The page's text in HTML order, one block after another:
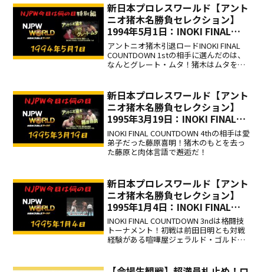
新日本プロレスワールド【アント
ニオ猪木名勝負セレクション】
1994年5月1日：INOKI FINAL
COUNTDOWN 1st 対グレート・
ムタ
アントニオ猪木引退ロードINOKI FINAL
COUNTDOWN 1stの相手に選んだのは、
なんとグレート・ムタ！猪木はムタをも
新日本プロレスワールド【アント
ニオ猪木名勝負セレクション】
1995年3月19日：INOKI FINAL
COUNTDOWN 4th 対藤原喜明
INOKI FINAL COUNTDOWN 4thの相手は愛
弟子だった藤原喜明！猪木のもとを去っ
た藤原と肉体言語で邂逅だ！
新日本プロレスワールド【アント
ニオ猪木名勝負セレクション】
1995年1月4日：INOKI FINAL
COUNTDOWN 3rd 対ジェラル
ド・ゴルドー
INOKI FINAL COUNTDOWN 3ndは格闘技
トーナメント！初戦は前田日明とも対戦
経験がある喧嘩屋ジェラルド・ゴルド